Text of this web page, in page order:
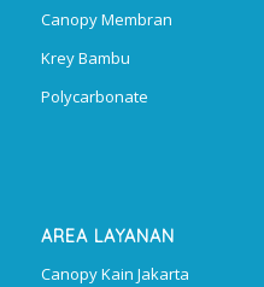
Canopy Membran
Krey Bambu
Polycarbonate
AREA LAYANAN
Canopy Kain Jakarta